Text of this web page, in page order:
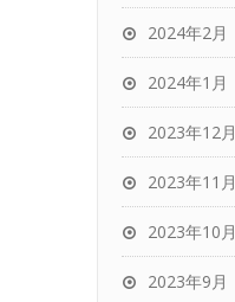
2024年2月
2024年1月
2023年12月
2023年11月
2023年10月
2023年9月